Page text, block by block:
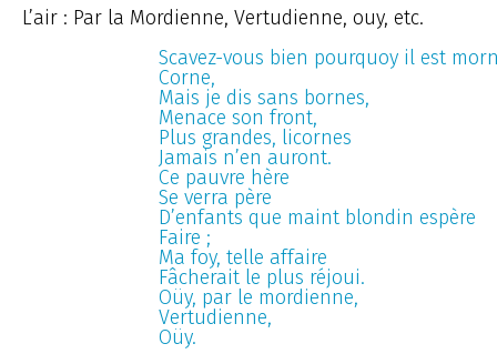
L’air : Par la Mordienne, Vertudienne, ouy, etc.
Scavez-vous bien pourquoy il est
Corne,
Mais je dis sans bornes,
Menace son front,
Plus grandes, licornes
Jamais n’en auront.
Ce pauvre hère
Se verra père
D’enfants que maint blondin espère
Faire ;
Ma foy, telle affaire
Fâcherait le plus réjoui.
Oüy, par le mordienne,
Vertudienne,
Oüy.